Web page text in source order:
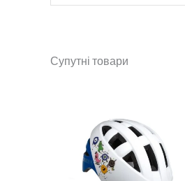
Колір
Супутні товари